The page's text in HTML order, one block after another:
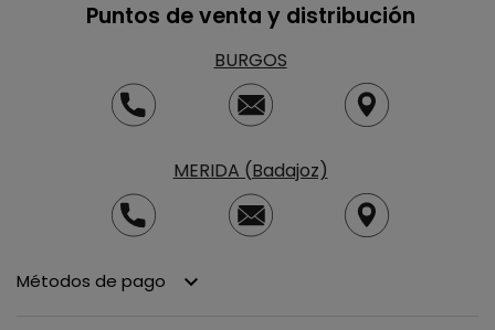
Puntos de venta y distribución
BURGOS
MERIDA (Badajoz)
Métodos de pago keyboard_arrow_down